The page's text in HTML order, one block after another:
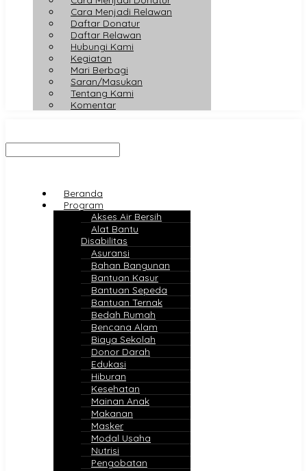
Cara Menjadi Relawan
Daftar Donatur
Daftar Relawan
Hubungi Kami
Kegiatan
Mari Berbagi
Saran/Masukan
Tentang Kami
Komentar
Beranda
Program
Akses Air Bersih
Alat Bantu
Disabilitas
Asuransi
Bahan Bangunan
Bantuan Kasur
Bantuan Sepeda
Bantuan Ternak
Bedah Rumah
Bencana Alam
Biaya Sekolah
Donor Darah
Edukasi
Hiburan
Kesehatan
Mainan Anak
Makanan
Masker
Modal Usaha
Nutrisi
Pengobatan